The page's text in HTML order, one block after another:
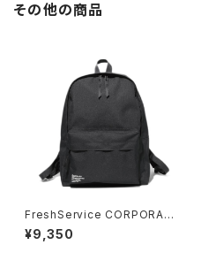
その他の商品
FreshService CORPORATE
DAYPACK 28L
¥9,350